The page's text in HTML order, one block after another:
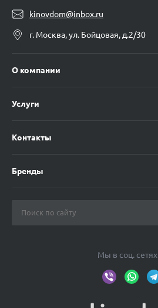
kinovdom@inbox.ru
г. Москва, ул. Бойцовая, д.2/30
О компании
Услуги
Контакты
Бренды
Мы в соц. сетях